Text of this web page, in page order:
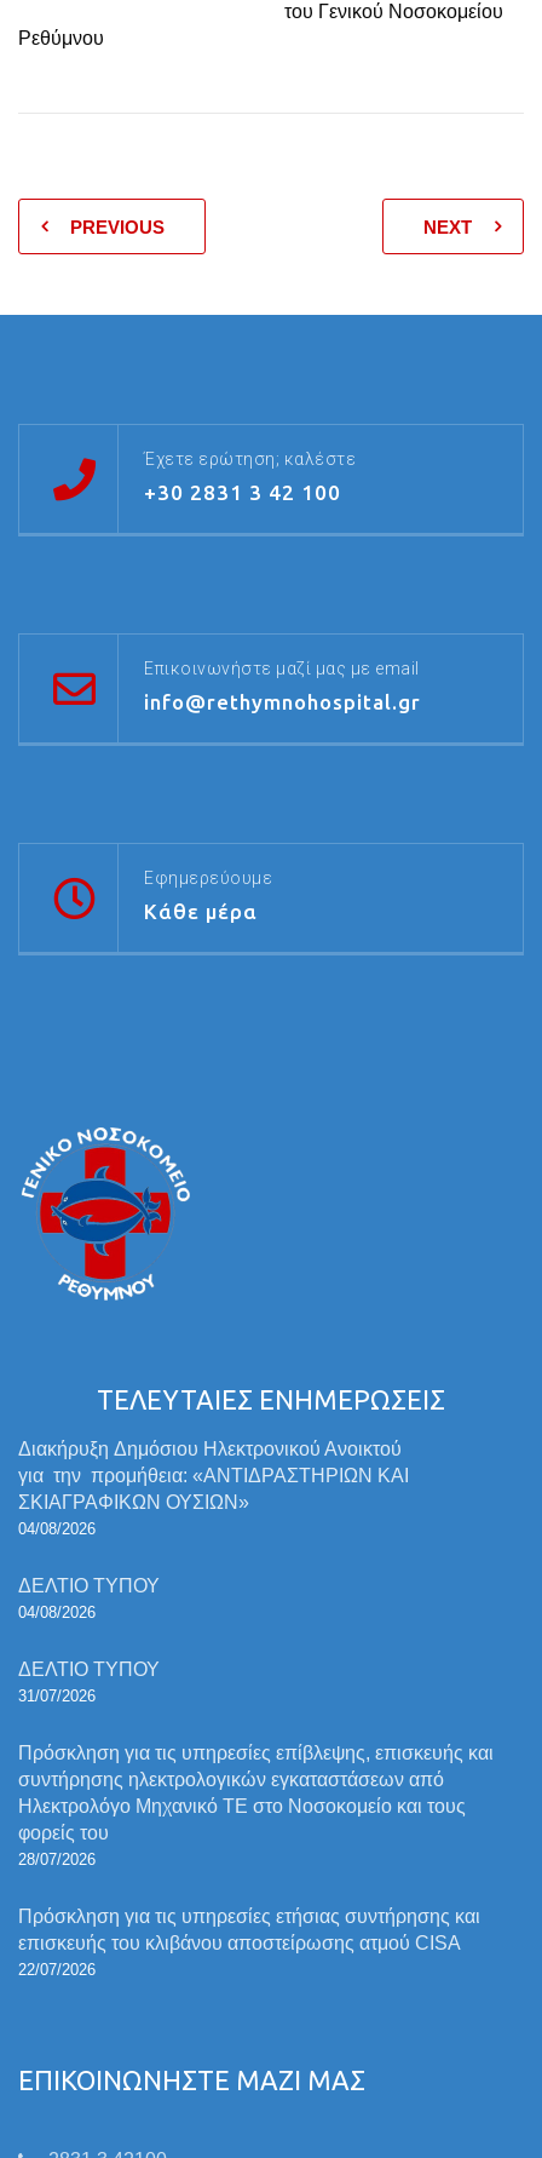
του Γενικού Νοσοκομείου
Ρεθύμνου
PREVIOUS NEXT
Έχετε ερώτηση; καλέστε
+30 2831 3 42 100
Επικοινωνήστε μαζί μας με email
info@rethymnohospital.gr
Εφημερεύουμε
Κάθε μέρα
ΤΕΛΕΥΤΑΙΕΣ ΕΝΗΜΕΡΩΣΕΙΣ
Διακήρυξη Δημόσιου Ηλεκτρονικού Ανοικτού
για την προμήθεια: «ΑΝΤΙΔΡΑΣΤΗΡΙΩΝ ΚΑΙ
ΣΚΙΑΓΡΑΦΙΚΩΝ ΟΥΣΙΩΝ»
04/08/2026
ΔΕΛΤΙΟ ΤΥΠΟΥ
04/08/2026
ΔΕΛΤΙΟ ΤΥΠΟΥ
31/07/2026
Πρόσκληση για τις υπηρεσίες επίβλεψης, επισκευής και
συντήρησης ηλεκτρολογικών εγκαταστάσεων από
Ηλεκτρολόγο Μηχανικό ΤΕ στο Νοσοκομείο και τους
φορείς του
28/07/2026
Πρόσκληση για τις υπηρεσίες ετήσιας συντήρησης και
επισκευής του κλιβάνου αποστείρωσης ατμού CISA
22/07/2026
ΕΠΙΚΟΙΝΩΝΗΣΤΕ ΜΑΖΙ ΜΑΣ